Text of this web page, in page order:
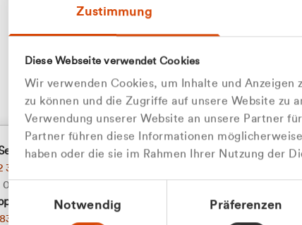
Zustimmung
Diese Webseite verwendet Cookies
Wir verwenden Cookies, um Inhalte und Anzeigen
zu können und die Zugriffe auf unsere Website zu
Verwendung unserer Website an unsere Partner
Partner führen diese Informationen
haben oder die sie im Rahmen Ihrer Nutzung der
Einwilligungsauswahl
Notwendig Präferenzen
aufgetretenen Fehler an. Wir
Unannehmlichkeiten.
Zum Abfallberater
Oder
Wir
Hotline
3769000
08.00 - 16:30 Uhr